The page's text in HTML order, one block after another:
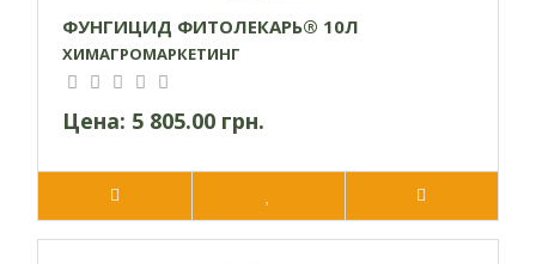
ФУНГИЦИД ФИТОЛЕКАРЬ® 10Л
ХИМАГРОМАРКЕТИНГ
Цена: 5 805.00 грн.